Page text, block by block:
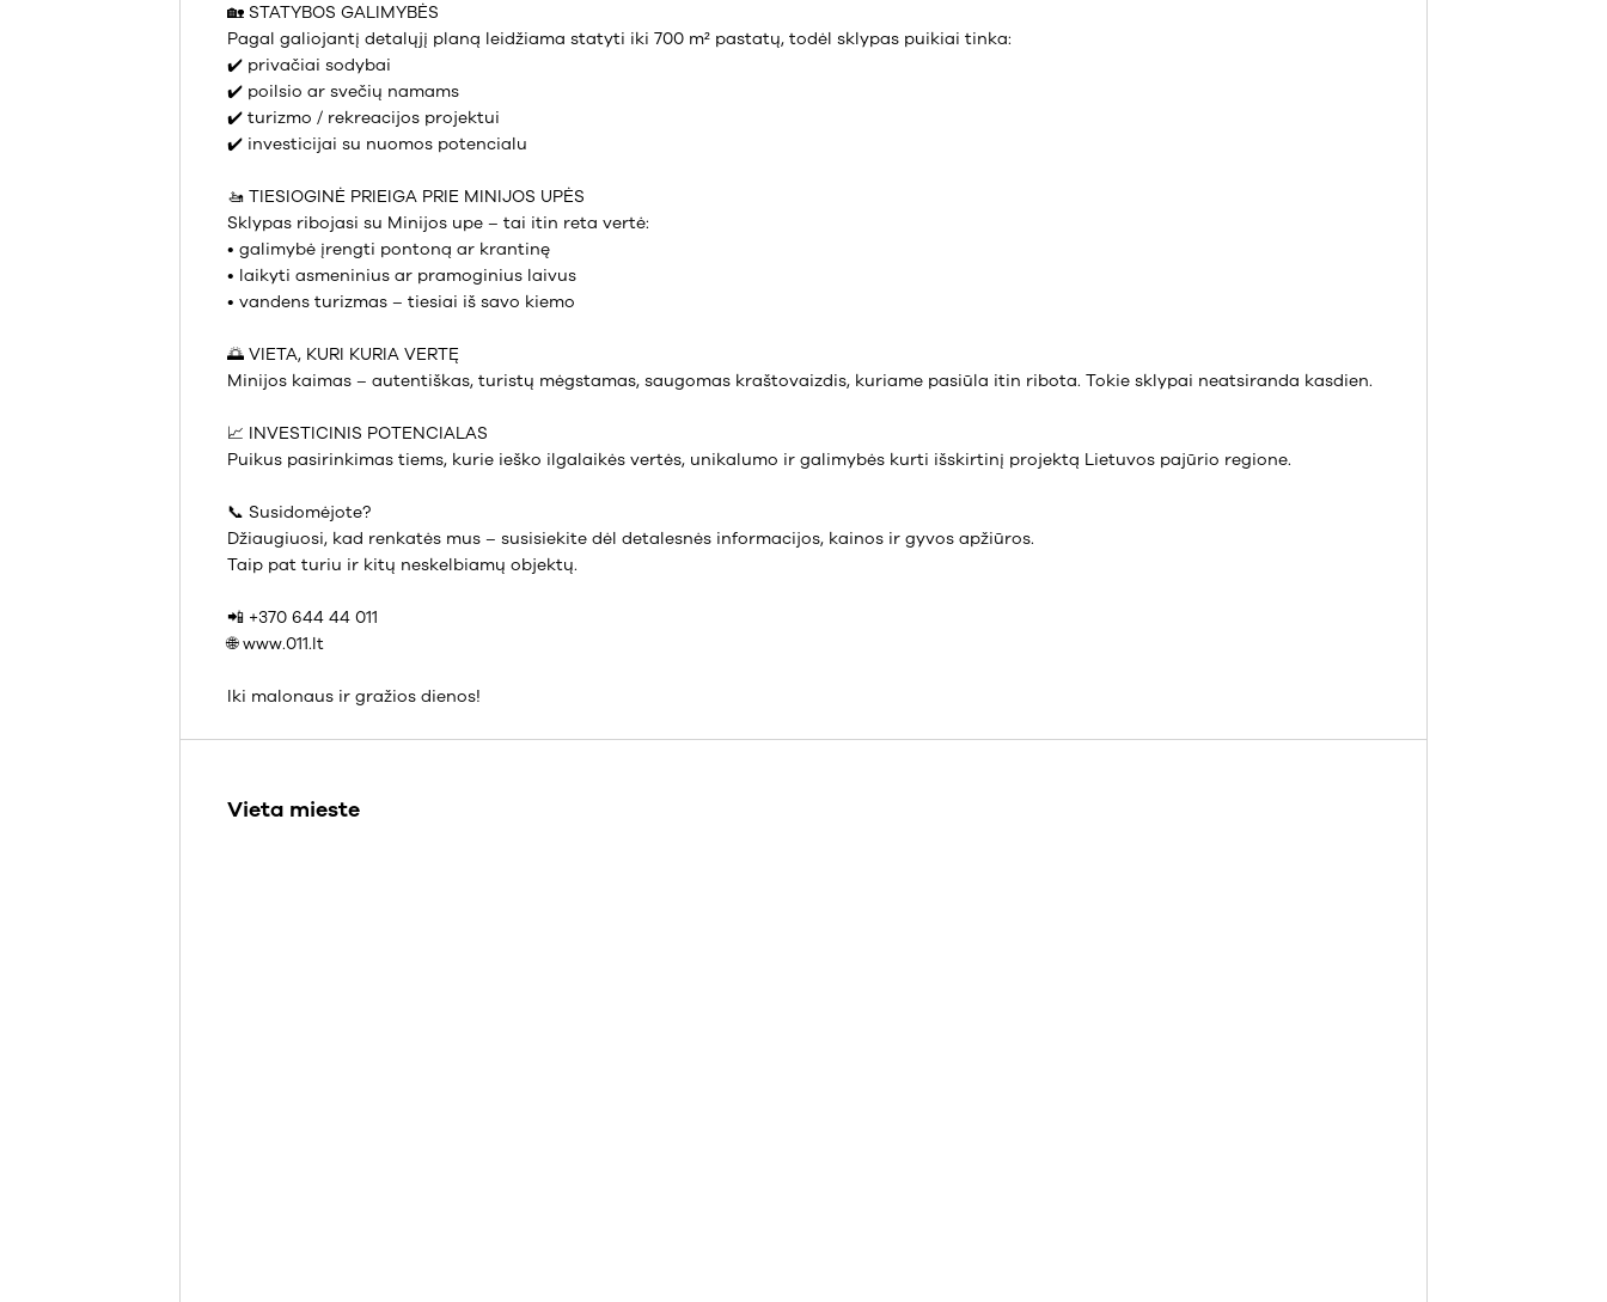
🏡 STATYBOS GALIMYBĖS
Pagal galiojantį detalųjį planą leidžiama statyti iki 700 m² pastatų, todėl sklypas puikiai tinka:
✔️ privačiai sodybai
✔️ poilsio ar svečių namams
✔️ turizmo / rekreacijos projektui
✔️ investicijai su nuomos potencialu
🚤 TIESIOGINĖ PRIEIGA PRIE MINIJOS UPĖS
Sklypas ribojasi su Minijos upe – tai itin reta vertė:
• galimybė įrengti pontoną ar krantinę
• laikyti asmeninius ar pramoginius laivus
• vandens turizmas – tiesiai iš savo kiemo
🌅 VIETA, KURI KURIA VERTĘ
Minijos kaimas – autentiškas, turistų mėgstamas, saugomas kraštovaizdis, kuriame pasiūla itin ribota. Tokie sklypai neatsiranda kasdien.
📈 INVESTICINIS POTENCIALAS
Puikus pasirinkimas tiems, kurie ieško ilgalaikės vertės, unikalumo ir galimybės kurti išskirtinį projektą Lietuvos pajūrio regione.
📞 Susidomėjote?
Džiaugiuosi, kad renkatės mus – susisiekite dėl detalesnės informacijos, kainos ir gyvos apžiūros.
Taip pat turiu ir kitų neskelbiamų objektų.
📲 +370 644 44 011
🌐 www.011.lt
Iki malonaus ir gražios dienos!
Vieta mieste